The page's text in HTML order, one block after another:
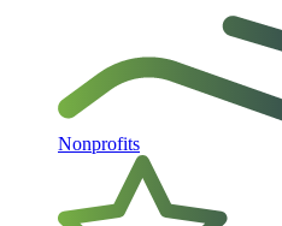
Nonprofits